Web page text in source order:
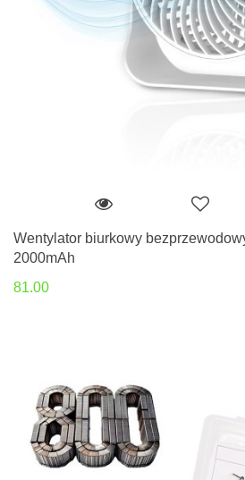
Wentylator biurkowy
2000mAh
81.00